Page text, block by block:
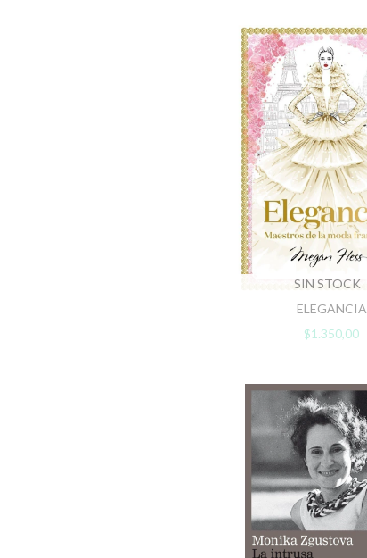
SIN STOCK
ELEGANCIA
$1.350,00